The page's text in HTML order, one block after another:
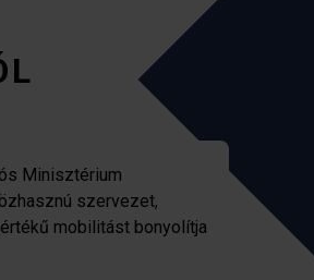
Minisztérium
szervezet,
mobilitást bonyolítja